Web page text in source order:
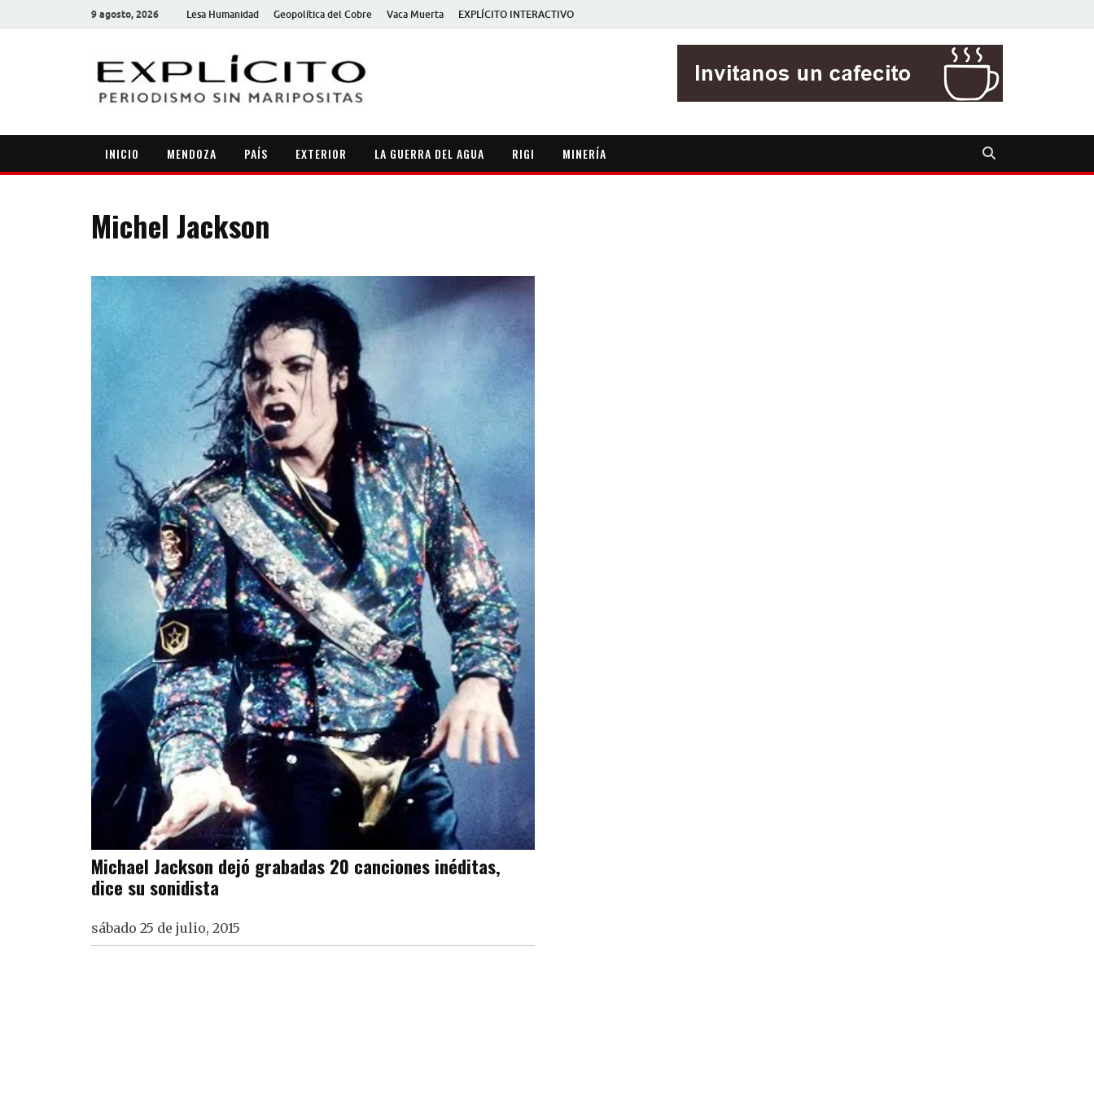
9 agosto, 2026 Lesa Humanidad Geopolítica del Cobre Vaca Muerta EXPLÍCITO INTERACTIVO
INICIO MENDOZA PAÍS EXTERIOR LA GUERRA DEL AGUA RIGI MINERÍA
Michel Jackson
Michael Jackson dejó grabadas 20 canciones inéditas,
dice su sonidista
sábado 25 de julio, 2015